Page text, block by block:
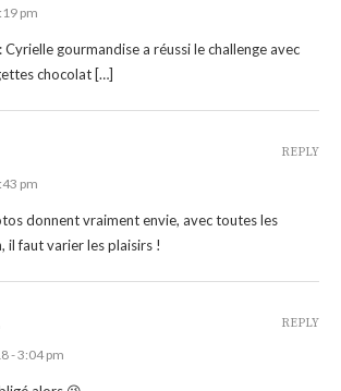
pm
gourmandise a réussi le challenge avec
chocolat […]
pm
donnent vraiment envie, avec toutes les
il faut varier les plaisirs !
REPLY
- 3:04 pm
REPLY